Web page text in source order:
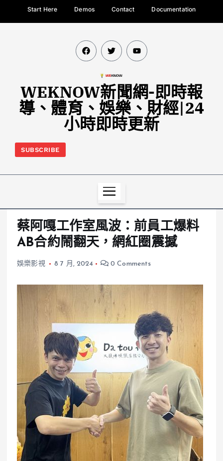
Start Here Demos Contact Documentation
WEKNOW新聞網-即時報
導、體育、娛樂、財經|24
小時即時更新
SUBSCRIBE
蔡阿嘎工作室風波：前員工爆料
AB合約鬧翻天，網紅圈震撼
娛樂影視 8 7 月, 2024 0 Comments